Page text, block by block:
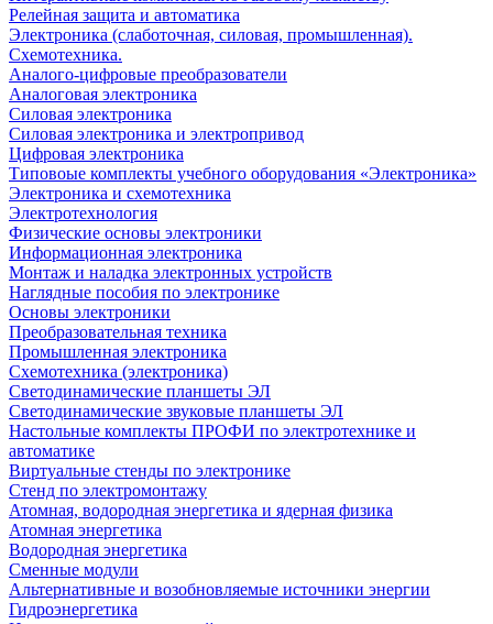
Релейная защита и автоматика
Электроника (слаботочная, силовая, промышленная).
Схемотехника.
Аналого-цифровые преобразователи
Аналоговая электроника
Cиловая электроника
Cиловая электроника и электропривод
Цифровая электроника
Типовоые комплекты учебного оборудования «Электроника»
Электроника и схемотехника
Электротехнология
Физические основы электроники
Информационная электроника
Монтаж и наладка электронных устройств
Наглядные пособия по электронике
Основы электроники
Преобразовательная техника
Промышленная электроника
Схемотехника (электроника)
Светодинамические планшеты ЭЛ
Светодинамические звуковые планшеты ЭЛ
Настольные комплекты ПРОФИ по электротехнике и
автоматике
Виртуальные стенды по электронике
Стенд по электромонтажу
Атомная, водородная энергетика и ядерная физика
Атомная энергетика
Водородная энергетика
Сменные модули
Альтернативные и возобновляемые источники энергии
Гидроэнергетика